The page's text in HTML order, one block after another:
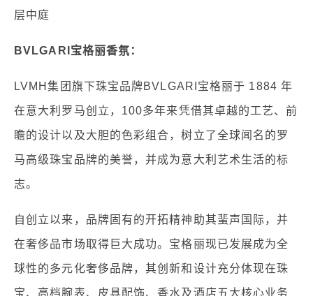
层中庭
BVLGARI宝格丽香氛：
LVMH集团旗下珠宝品牌BVLGARI宝格丽于 1884 年
在意大利罗马创立，100多年来凭借其卓越的工艺、前
瞻的设计以及大胆的色彩组合，树立了全球闻名的罗
马高级珠宝品牌的美誉，并成为意大利艺术生活的标
志。
自创立以来，品牌固有的开拓精神助其蜚声国际，并
在奢侈品市场取得巨大成功。宝格丽现已发展成为全
球性的多元化奢侈品牌，其创新和设计充分体现在珠
宝、高档腕表、皮具配饰、香水及酒店五大核心业务